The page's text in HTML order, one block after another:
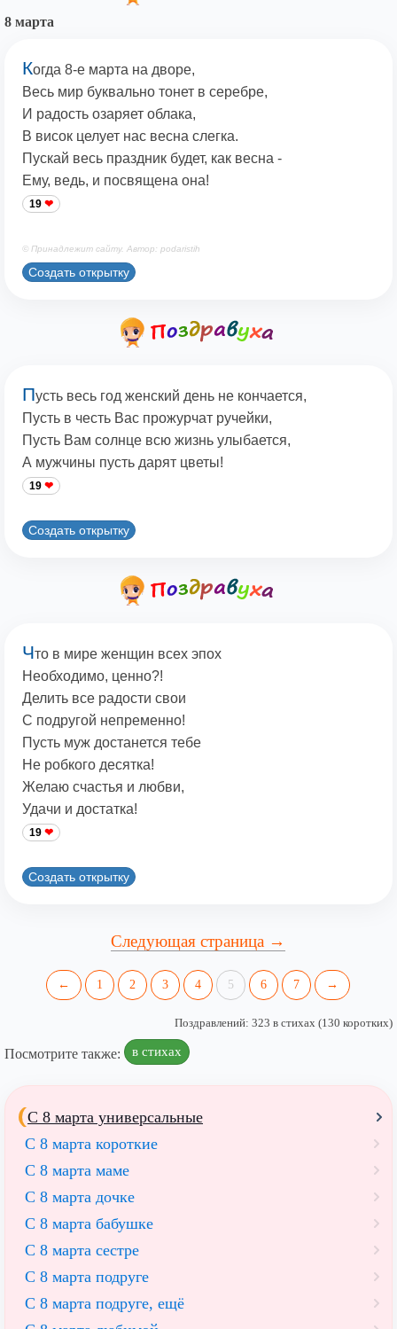
8 марта
Когда 8-е марта на дворе,
Весь мир буквально тонет в серебре,
И радость озаряет облака,
В висок целует нас весна слегка.
Пускай весь праздник будет, как весна -
Ему, ведь, и посвящена она!
19
© Принадлежит сайту. Автор: podaristih
Создать открытку
Пусть весь год женский день не кончается,
Пусть в честь Вас прожурчат ручейки,
Пусть Вам солнце всю жизнь улыбается,
А мужчины пусть дарят цветы!
19
Создать открытку
Что в мире женщин всех эпох
Необходимо, ценно?!
Делить все радости свои
С подругой непременно!
Пусть муж достанется тебе
Не робкого десятка!
Желаю счастья и любви,
Удачи и достатка!
19
Создать открытку
Следующая страница →
← 1 2 3 4 5 6 7 →
Поздравлений: 323 в стихах (130 коротких)
Посмотрите также: в стихах
С 8 марта универсальные
С 8 марта короткие
С 8 марта маме
С 8 марта дочке
С 8 марта бабушке
С 8 марта сестре
С 8 марта подруге
С 8 марта подруге, ещё